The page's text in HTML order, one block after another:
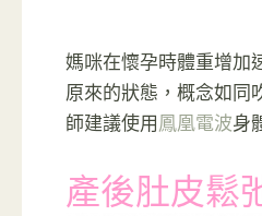
媽咪在懷孕時體重增加
原來的狀態，概念如同
師建議使用 鳳凰電波身
產後肚皮鬆